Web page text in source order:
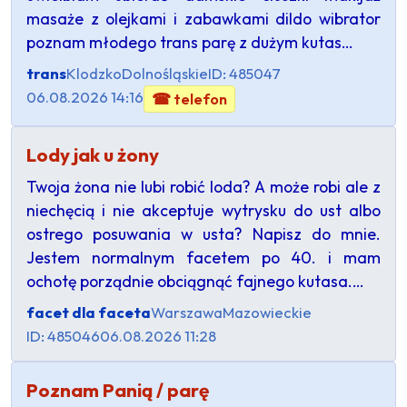
masaże z olejkami i zabawkami dildo wibrator
poznam młodego trans parę z dużym kutas…
transKlodzkoDolnośląskieID: 485047
06.08.2026 14:16 ☎ telefon
Lody jak u żony
Twoja żona nie lubi robić loda? A może robi ale z
niechęcią i nie akceptuje wytrysku do ust albo
ostrego posuwania w usta? Napisz do mnie.
Jestem normalnym facetem po 40. i mam
ochotę porządnie obciągnąć fajnego kutasa.…
facet dla facetaWarszawaMazowieckie
ID: 48504606.08.2026 11:28
Poznam Panią / parę